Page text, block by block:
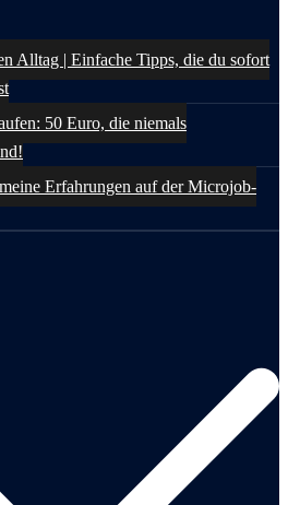
Alltag | Einfache Tipps, die du sofort
50 Euro, die niemals
Erfahrungen auf der Microjob-